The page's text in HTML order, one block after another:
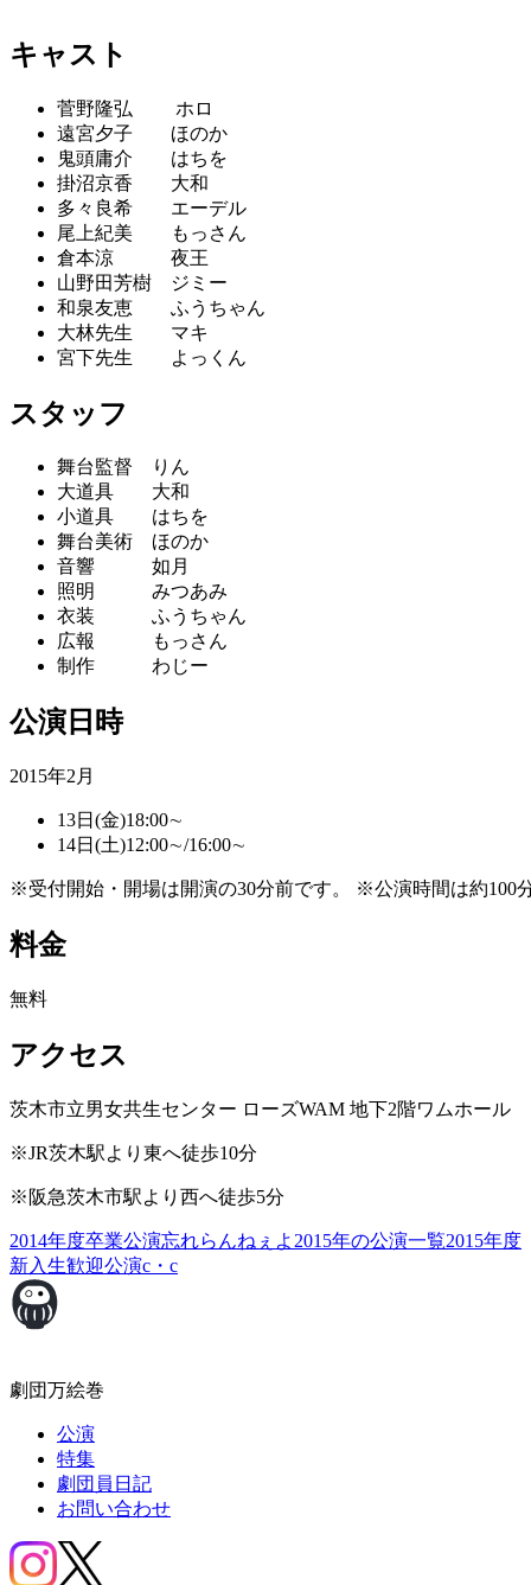
キャスト
菅野隆弘 ホロ
遠宮夕子 ほのか
鬼頭庸介 はちを
掛沼京香 大和
多々良希 エーデル
尾上紀美 もっさん
倉本涼 夜王
山野田芳樹 ジミー
和泉友恵 ふうちゃん
大林先生 マキ
宮下先生 よっくん
スタッフ
舞台監督 りん
大道具 大和
小道具 はちを
舞台美術 ほのか
音響 如月
照明 みつあみ
衣装 ふうちゃん
広報 もっさん
制作 わじー
公演日時
2015年2月
13日(金)18:00∼
14日(土)12:00∼/16:00∼
※受付開始・開場は開演の30分前です。 ※公演時間は約100
料金
無料
アクセス
茨木市立男女共生センター ローズWAM 地下2階ワムホール
※JR茨木駅より東へ徒歩10分
※阪急茨木市駅より西へ徒歩5分
2014年度卒業公演忘れらんねぇよ 2015年の公演一覧2015年度
新入生歓迎公演c・c
劇団万絵巻
公演
特集
劇団員日記
お問い合わせ